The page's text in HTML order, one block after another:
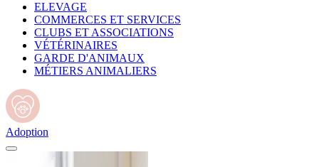
ELEVAGE
COMMERCES ET SERVICES
CLUBS ET ASSOCIATIONS
VÉTÉRINAIRES
GARDE D'ANIMAUX
MÉTIERS ANIMALIERS
Adoption